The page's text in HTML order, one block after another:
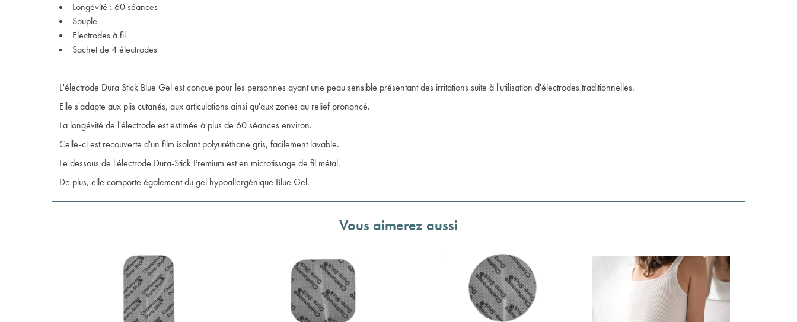
Longévité : 60 séances
Souple
Electrodes à fil
Sachet de 4 électrodes
L'électrode Dura Stick Blue Gel est conçue pour les personnes ayant une peau sensible présentant des irritations suite à l'utilisation d'électrodes traditionnelles.
Elle s'adapte aux plis cutanés, aux articulations ainsi qu'aux zones au relief prononcé.
La longévité de l'électrode est estimée à plus de 60 séances environ.
Celle-ci est recouverte d'un film isolant polyuréthane gris, facilement lavable.
Le dessous de l'électrode Dura-Stick Premium est en microtissage de fil métal.
De plus, elle comporte également du gel hypoallergénique Blue Gel.
Vous aimerez aussi